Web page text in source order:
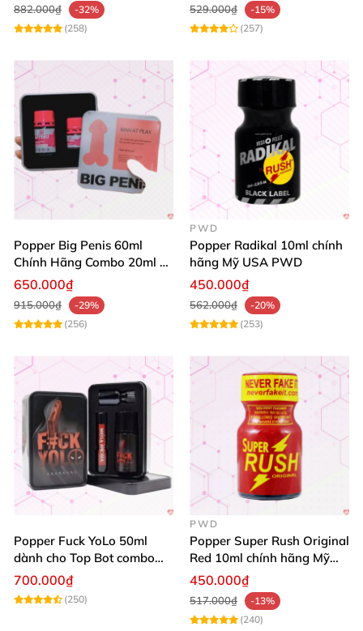
882.000₫
-32%
(258)
529.000₫
-15%
(257)
Popper Big Penis 60ml
Chính Hãng Combo 20ml +
40ml Tăng Khoái Cảm Cho
Top & Bot
650.000₫
915.000₫
-29%
(256)
PWD
Popper Radikal 10ml chính
hãng Mỹ USA PWD
450.000₫
562.000₫
-20%
(253)
Popper Fuck YoLo 50ml
dành cho Top Bot combo
hộp thiếc 40ml + 10ml
700.000₫
(250)
PWD
Popper Super Rush Original
Red 10ml chính hãng Mỹ
USA PWD
450.000₫
517.000₫
-13%
(240)